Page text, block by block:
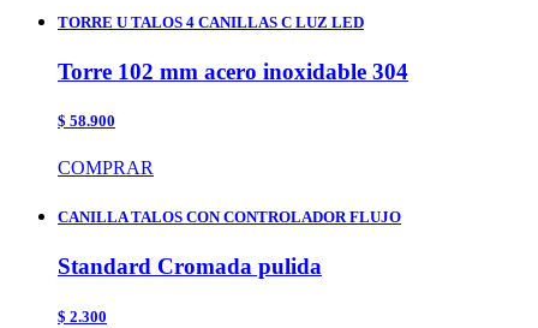
TORRE U TALOS 4 CANILLAS C LUZ LED
Torre 102 mm acero inoxidable 304
$ 58.900
COMPRAR
CANILLA TALOS CON CONTROLADOR FLUJO
Standard Cromada pulida
$ 2.300